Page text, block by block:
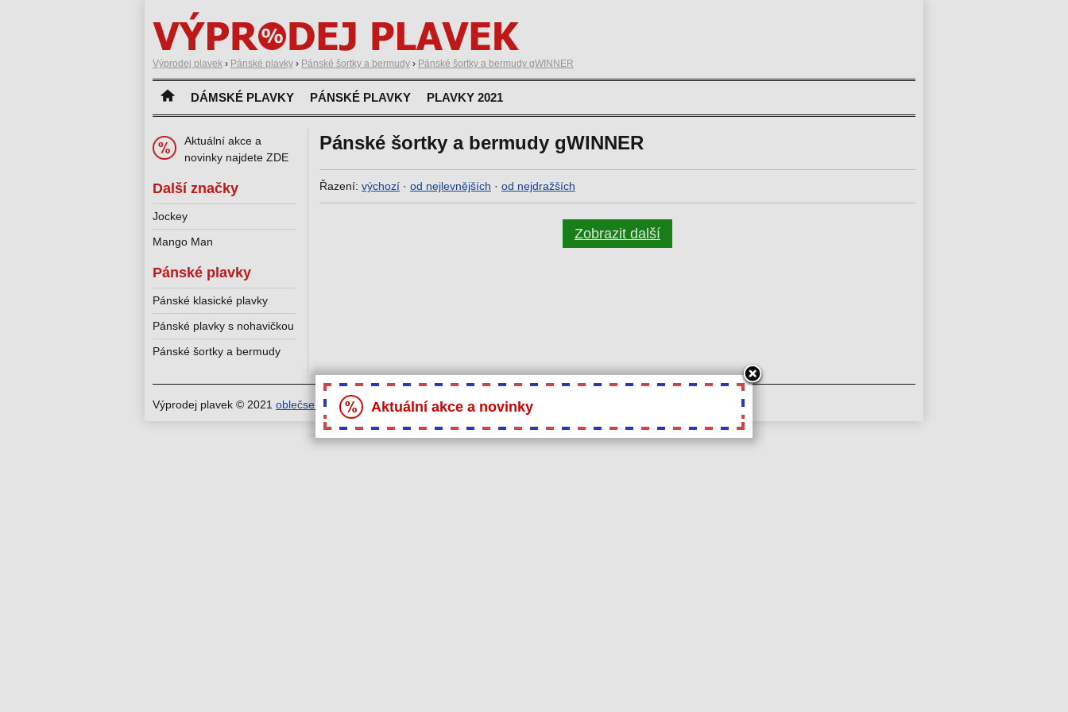
Výprodej plavek › Pánské plavky › Pánské šortky a bermudy › Pánské šortky a bermudy gWINNER
DÁMSKÉ PLAVKY PÁNSKÉ PLAVKY PLAVKY 2021
Pánské šortky a bermudy gWINNER
Řazení: výchozí · od nejlevnějších · od nejdražších
Zobrazit další
Aktuální akce a
novinky najdete ZDE
Další značky
Jockey
Mango Man
Pánské plavky
Pánské klasické plavky
Pánské plavky s nohavičkou
Pánské šortky a bermudy
Výprodej plavek © 2021 oblečse.cz Aktuální akce a novinky